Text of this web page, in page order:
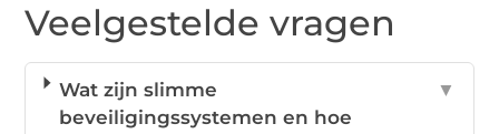
Veelgestelde vragen
Wat zijn slimme
beveiligingssystemen en hoe
▼